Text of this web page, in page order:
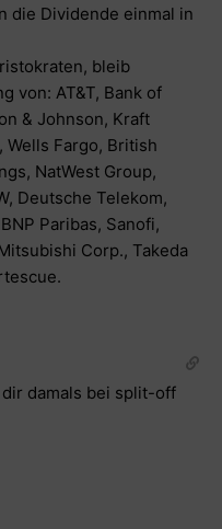
die Dividende einmal in
bleib
von: AT&T, Bank of
& Johnson, Kraft
Wells Fargo, British
NatWest Group,
Deutsche Telekom,
Paribas, Sanofi,
Corp., Takeda
damals bei split-off